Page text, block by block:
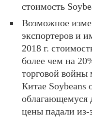
стоимость
Возможное
экспортеров и
2018 г.
более чем на
торговой
Китае Soybeans
облагающемуся
цены падали из-